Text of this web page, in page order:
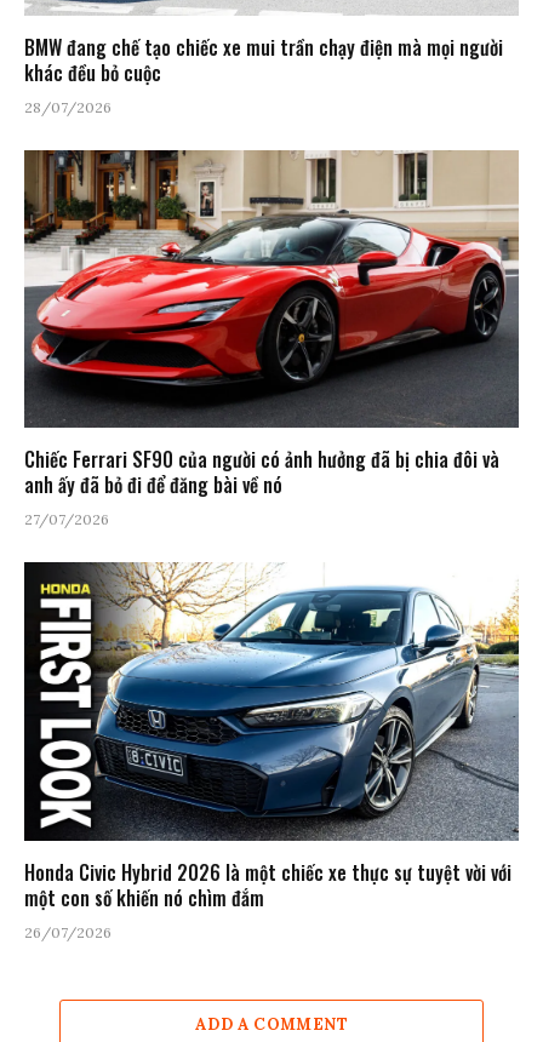
BMW đang chế tạo chiếc xe mui trần chạy điện mà mọi người
khác đều bỏ cuộc
28/07/2026
Chiếc Ferrari SF90 của người có ảnh hưởng đã bị chia đôi và
anh ấy đã bỏ đi để đăng bài về nó
27/07/2026
Honda Civic Hybrid 2026 là một chiếc xe thực sự tuyệt vời với
một con số khiến nó chìm đắm
26/07/2026
ADD A COMMENT